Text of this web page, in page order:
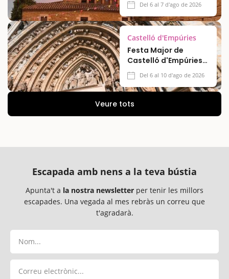
Del 6 al 7 d'ago de 2026
Castelló d'Empúries
Festa Major de
Castelló d'Empúries
2026Del 6 al 10 d'ago de 2026
Veure tots
Escapada amb nens a la teva bústia
Apunta't a la nostra newsletter per tenir les millors
escapades. Una vegada al mes rebràs un correu que
t'agradarà.